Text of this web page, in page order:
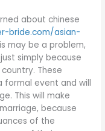
about chinese
bride.com/asian-
may be a problem,
simply because
These
event and will
This will make
because
of the